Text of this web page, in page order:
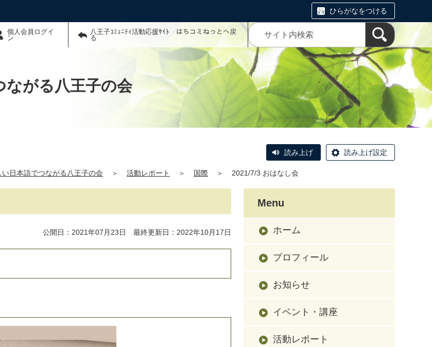
ひらがなをつける
個人会員ログイ
ン
八王子ｺﾐｭﾆﾃｨ活動応援ｻｲﾄ はちコミねっとへ戻
る
がる八王子の会
読み上げ 読み上げ設定
日本語でつながる八王子の会 ＞ 活動レポート ＞ 国際 ＞ 2021/7/3 おはなし会
公開日：2021年07月23日 最終更新日：2022年10月17日
Menu
ホーム
プロフィール
お知らせ
イベント・講座
活動レポート